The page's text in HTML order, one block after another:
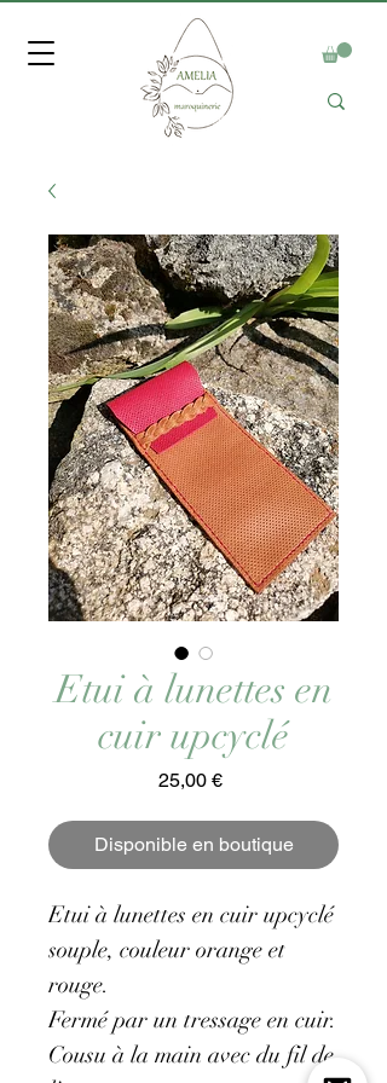
Etui à lunettes en
cuir upcyclé
25,00 €Prix
Disponible en boutique
Etui à lunettes en cuir upcyclé
souple, couleur orange et
rouge.
Fermé par un tressage en cuir.
Cousu à la main avec du fil de